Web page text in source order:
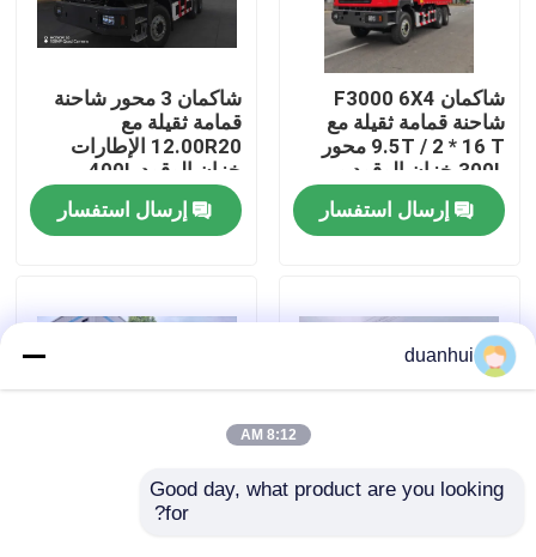
معلومات عنا
جولة في المعمل
رقابة جودة
اتصل بنا
أخبار
اطلب اقتباس
شاكمان F3000 6X4
شاحنة قمامة ثقيلة مع
9.5T / 2 * 16 T محور
300L خزان الوقود و
3775 + 1400 مم قاعدة
العجلاتإرسال استفسار
شاكمان 3 محور شاحنة
قمامة ثقيلة مع
12.00R20 الإطارات
خزان الوقود 400L
وتحويل يدوي 430HP
يورو 2 25 طن
إرسال استفسار
duanhui
8:12 AM
Good day, what product are you looking
for?